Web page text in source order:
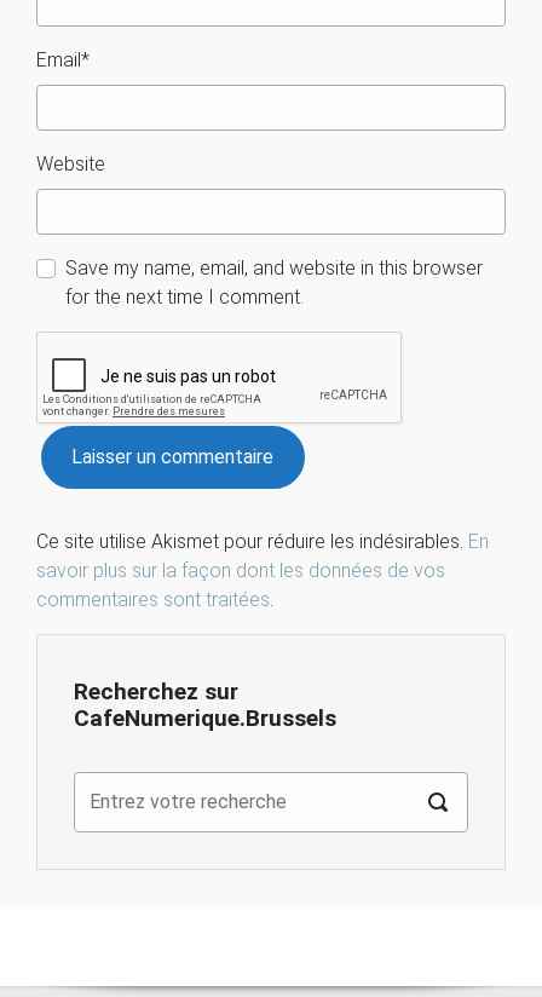
Email*
Website
Save my name, email, and website in this browser
for the next time I comment.
Ce site utilise Akismet pour réduire les indésirables. En
savoir plus sur la façon dont les données de vos
commentaires sont traitées.
Recherchez sur
CafeNumerique.Brussels